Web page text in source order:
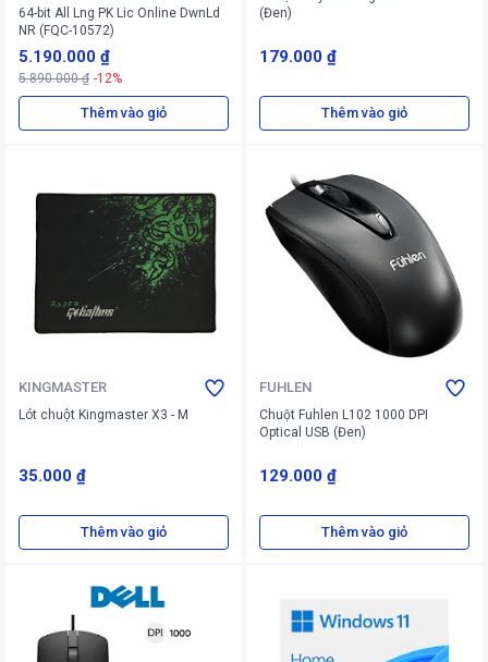
64-bit All Lng PK Lic Online DwnLd
NR (FQC-10572)
5.190.000 ₫
5.890.000 ₫ -12%
Thêm vào giỏ
(Đen)
179.000 ₫
Thêm vào giỏ
KINGMASTER
Lót chuột Kingmaster X3 - M
35.000 ₫
Thêm vào giỏ
FUHLEN
Chuột Fuhlen L102 1000 DPI
Optical USB (Đen)
129.000 ₫
Thêm vào giỏ